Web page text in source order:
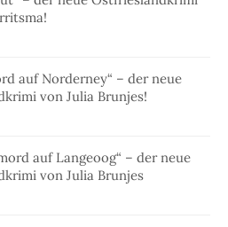
auf Norderney“ – der neue
von Julia Brunjes!
auf Langeoog“ – der neue
von Julia Brunjes